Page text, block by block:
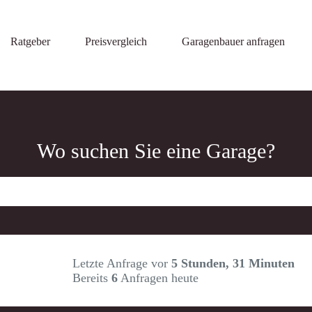
Ratgeber
Preisvergleich Garagenbauer anfragen
Wo suchen Sie eine Garage?
Letzte Anfrage vor 5 Stunden, 31 Minuten
Bereits 6Anfragen heute